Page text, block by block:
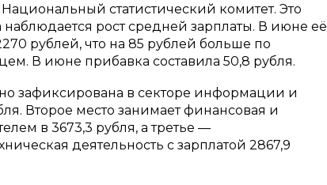
статистический комитет. Это
рост средней зарплаты. В июне её
рублей, что на 85 рублей больше по
В июне прибавка составила 50,8 рубля.
зафиксирована в секторе информации и
Второе место занимает финансовая и
в 3673,3 рубля, а третье —
деятельность с зарплатой 2867,9